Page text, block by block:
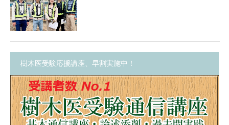
樹木医受験応援講座、早割実施中！